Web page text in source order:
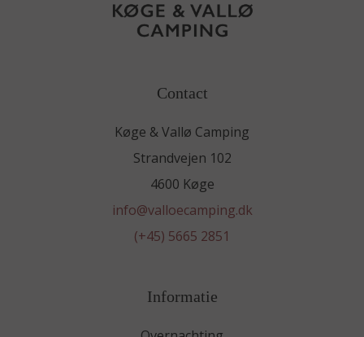
Contact
Køge & Vallø Camping
Strandvejen 102
4600 Køge
info@valloecamping.dk
(+45) 5665 2851
Informatie